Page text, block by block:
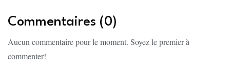
Commentaires (0)
Aucun commentaire pour le moment. Soyez le premier à
commenter!